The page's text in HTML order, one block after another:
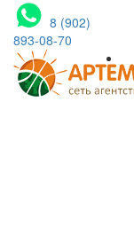
8 (902)
893-08-70